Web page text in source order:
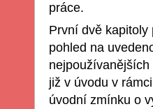
práce.
První dvě
pohled na
již v úvodu v
úvodní zmínku o